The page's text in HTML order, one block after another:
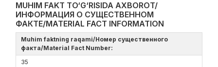
MUHIM FAKT TO‘G‘RISIDA AXBOROT/
ИНФОРМАЦИЯ О СУЩЕСТВЕННОМ
ФАКТЕ/MATERIAL FACT INFORMATION
Muhim faktning raqami/Номер существенного
факта/Material Fact Number:
35